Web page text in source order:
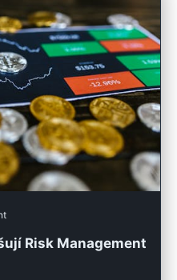
Risk Management